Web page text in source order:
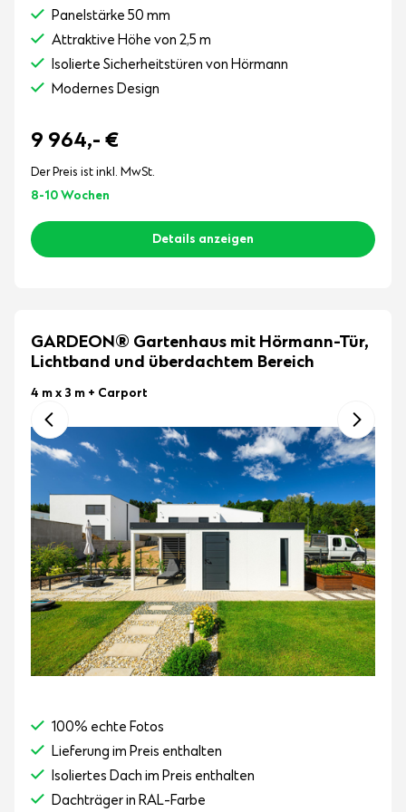
Panelstärke 50 mm
Attraktive Höhe von 2,5 m
Isolierte Sicherheitstüren von Hörmann
Modernes Design
9 964,- €
Der Preis ist inkl. MwSt.
8-10 Wochen
Details anzeigen
GARDEON® Gartenhaus mit Hörmann-Tür,
Lichtband und überdachtem Bereich
4 m x 3 m + Carport
100% echte Fotos
Lieferung im Preis enthalten
Isoliertes Dach im Preis enthalten
Dachträger in RAL-Farbe